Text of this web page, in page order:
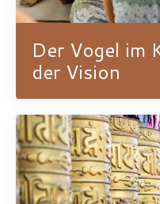
Der Vogel im
der Vision